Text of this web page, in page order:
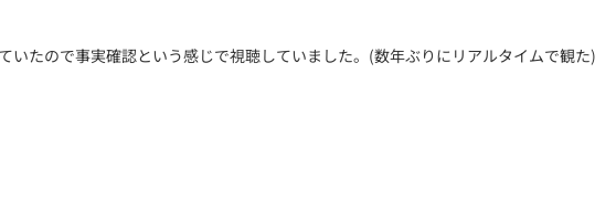
たので事実確認という感じで視聴していました。(数年ぶりにリアルタイムで観た)